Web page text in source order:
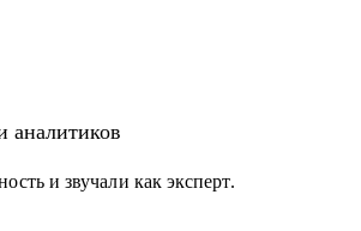
аналитиков
и звучали как эксперт.